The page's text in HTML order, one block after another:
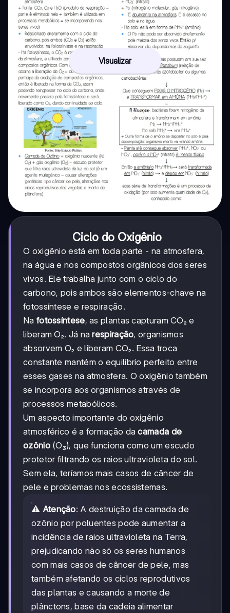
Visualizar
Ciclo do Oxigênio
O oxigênio está em toda parte - na atmosfera,
na água e nos compostos orgânicos dos seres
vivos. Ele trabalha junto com o ciclo do
carbono, pois ambos são elementos-chave na
fotossíntese e respiração.
Na fotossíntese, as plantas capturam CO₂ e
liberam O₂. Já narespiração, organismos
absorvem O₂ e liberam CO₂. Essa troca
constante mantém o equilíbrio perfeito entre
esses gases na atmosfera. O oxigênio também
se incorpora aos organismos através de
processos metabólicos.
Um aspecto importante do oxigênio
atmosférico é a formação dacamada de
ozônio(O₃), que funciona como um escudo
protetor filtrando os raios ultravioleta do sol.
Sem ela, teríamos mais casos de câncer de
pele e problemas nos ecossistemas.
⚠️ Atenção: A destruição da camada de
ozônio por poluentes pode aumentar a
incidência de raios ultravioleta na Terra,
prejudicando não só os seres humanos
com mais casos de câncer de pele, mas
também afetando os ciclos reprodutivos
das plantas e causando a morte de
plânctons, base da cadeia alimentar